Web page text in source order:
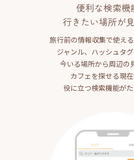
便利な検索機
行きたい場所が
旅行前の情報収集で使える
ジャンル、ハッシュタグ
今いる場所から周辺の
カフェを探せる現
役に立つ検索機能がた